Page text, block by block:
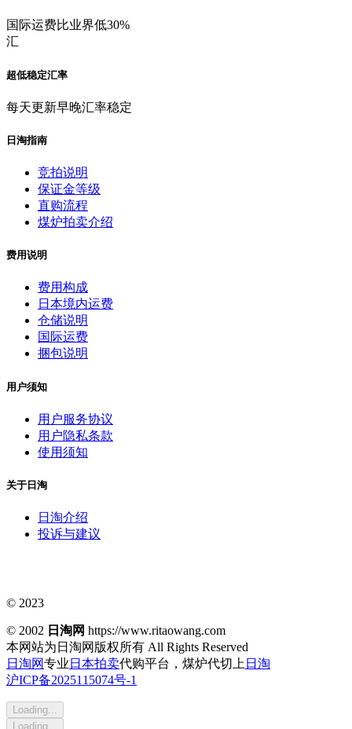
国际运费比业界低30%
汇
超低稳定汇率
每天更新早晚汇率稳定
日淘指南
竞拍说明
保证金等级
直购流程
煤炉拍卖介绍
费用说明
费用构成
日本境内运费
仓储说明
国际运费
捆包说明
用户须知
用户服务协议
用户隐私条款
使用须知
关于日淘
日淘介绍
投诉与建议
© 2023
© 2002 日淘网 https://www.ritaowang.com
本网站为日淘网版权所有 All Rights Reserved
日淘网专业 日本拍卖代购平台，煤炉代切上 日淘
沪ICP备2025115074号-1
Loading...
Loading...